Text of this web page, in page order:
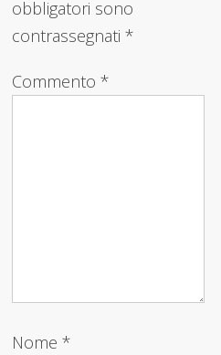
obbligatori sono
contrassegnati*
Commento*
Nome*